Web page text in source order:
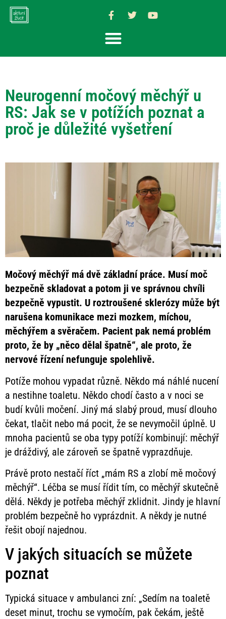
Neurogenní močový měchýř u
RS: Jak se v potížích poznat a
proč je důležité vyšetření
Močový měchýř má dvě základní práce. Musí moč
bezpečně skladovat a potom ji ve správnou chvíli
bezpečně vypustit. U roztroušené sklerózy může být
narušena komunikace mezi mozkem, míchou,
měchýřem a svěračem. Pacient pak nemá problém
proto, že by „něco dělal špatně“, ale proto, že
nervové řízení nefunguje spolehlivě.
Potíže mohou vypadat různě. Někdo má náhlé nucení
a nestihne toaletu. Někdo chodí často a v noci se
budí kvůli močení. Jiný má slabý proud, musí dlouho
čekat, tlačit nebo má pocit, že se nevymočil úplně. U
mnoha pacientů se oba typy potíží kombinují: měchýř
je dráždivý, ale zároveň se špatně vyprazdňuje.
Právě proto nestačí říct „mám RS a zlobí mě močový
měchýř“. Léčba se musí řídit tím, co měchýř skutečně
dělá. Někdy je potřeba měchýř zklidnit. Jindy je hlavní
problém bezpečně ho vyprázdnit. A někdy je nutné
řešit obojí najednou.
V jakých situacích se můžete
poznat
Typická situace v ambulanci zní: „Sedím na toaletě
deset minut, trochu se vymočím, pak čekám, ještě